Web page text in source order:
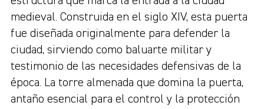
medieval. Construida en el siglo XIV, esta puerta
fue diseñada originalmente para defender la
ciudad, sirviendo como baluarte militar y
testimonio de las necesidades defensivas de la
época. La torre almenada que domina la puerta,
antaño esencial para el control y la protección